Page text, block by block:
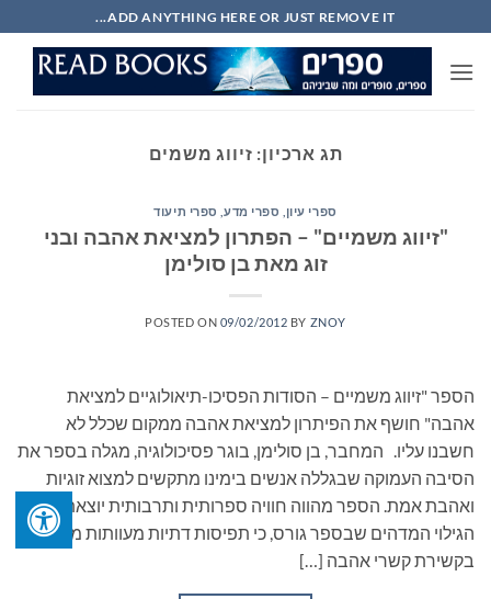
to
content
ADD ANYTHING HERE OR JUST REMOVE IT...
תג ארכיון: זיווג משמים
ספרי עיון, ספרי מדע, ספרי תיעוד
"זיווג משמיים" – הפתרון למציאת אהבה ובני
זוג מאת בן סולימן
POSTED ON 09/02/2012 BY ZNOY
הספר "זיווג משמיים – הסודות הפסיכו-תיאולוגיים למציאת
אהבה" חושף את הפיתרון למציאת אהבה ממקום שכלל לא
חשבנו עליו. המחבר, בן סולימן, בוגר פסיכולוגיה, מגלה בספר את
הסיבה העמוקה שבגללה אנשים בימינו מתקשים למצוא זוגיות
ואהבת אמת. הספר מהווה חוויה ספרותית ותרבותית יוצאת דופן.
הגילוי המדהים שבספר גורס, כי תפיסות דתיות מעוותות מפריעות
בקשירת קשרי אהבה […]